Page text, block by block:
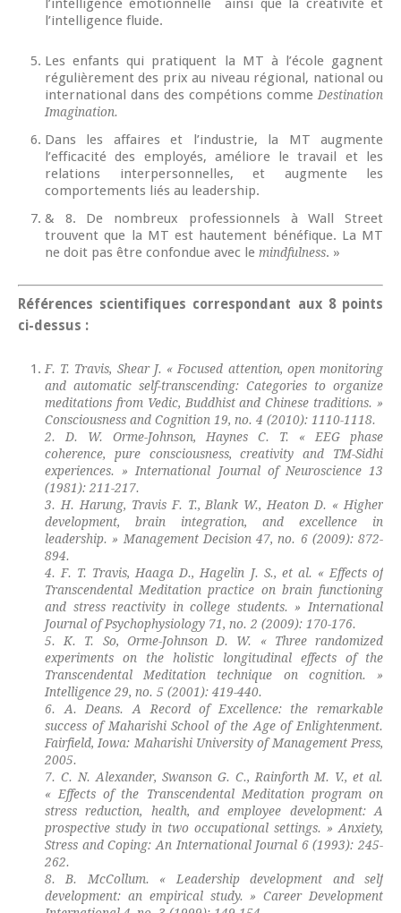
l’intelligence fluide.
Les enfants qui pratiquent la MT à l’école gagnent
régulièrement des prix au niveau régional, national ou
international dans des compétions comme Destination
Imagination.
Dans les affaires et l’industrie, la MT augmente
l’efficacité des employés, améliore le travail et les
relations interpersonnelles, et augmente les
comportements liés au leadership.
& 8. De nombreux professionnels à Wall Street
trouvent que la MT est hautement bénéfique. La MT
ne doit pas être confondue avec le mindfulness. »
Références scientifiques correspondant aux 8 points
ci-dessus :
F. T. Travis, Shear J. « Focused attention, open monitoring
and automatic self-transcending: Categories to organize
meditations from Vedic, Buddhist and Chinese traditions. »
Consciousness and Cognition 19, no. 4 (2010): 1110-1118.
2. D. W. Orme-Johnson, Haynes C. T. « EEG phase
coherence, pure consciousness, creativity and TM-Sidhi
experiences. » International Journal of Neuroscience 13
(1981): 211-217.
3. H. Harung, Travis F. T., Blank W., Heaton D. « Higher
development, brain integration, and excellence in
leadership. » Management Decision 47, no. 6 (2009): 872-
894.
4. F. T. Travis, Haaga D., Hagelin J. S., et al. « Effects of
Transcendental Meditation practice on brain functioning
and stress reactivity in college students. » International
Journal of Psychophysiology 71, no. 2 (2009): 170-176.
5. K. T. So, Orme-Johnson D. W. « Three randomized
experiments on the holistic longitudinal effects of the
Transcendental Meditation technique on cognition. »
Intelligence 29, no. 5 (2001): 419-440.
6. A. Deans. A Record of Excellence: the remarkable
success of Maharishi School of the Age of Enlightenment.
Fairfield, Iowa: Maharishi University of Management Press,
2005.
7. C. N. Alexander, Swanson G. C., Rainforth M. V., et al.
« Effects of the Transcendental Meditation program on
stress reduction, health, and employee development: A
prospective study in two occupational settings. » Anxiety,
Stress and Coping: An International Journal 6 (1993): 245-
262.
8. B. McCollum. « Leadership development and self
development: an empirical study. » Career Development